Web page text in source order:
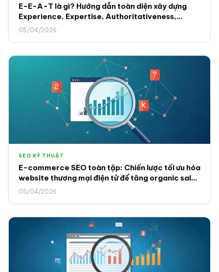
E-E-A-T là gì? Hướng dẫn toàn diện xây dựng
Experience, Expertise, Authoritativeness,
Trustworthiness để Google và AI tin tưởng 2025
05/04/2026
SEO KỸ THUẬT
E-commerce SEO toàn tập: Chiến lược tối ưu hóa
website thương mại điện tử để tăng organic sales
2025
05/04/2026